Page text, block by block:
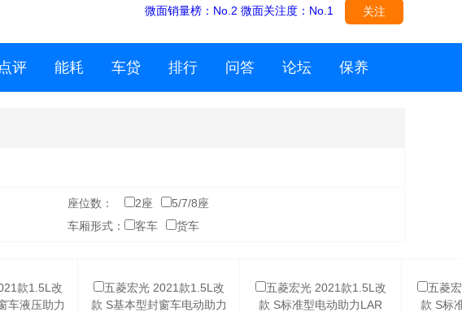
微面销量榜： No.2 微面关注度： No.1 关注
点评 能耗 车贷 排行 问答 论坛 保养
座位数： 2座
5/7/8座
车厢形式： 客车 货车
款1.5L改
车液压助力
五菱宏光 2021款1.5L改
款 S基本型封窗车电动助力
五菱宏光 2021款1.5L改
款 S标准型电动助力LAR
五菱
款 S标